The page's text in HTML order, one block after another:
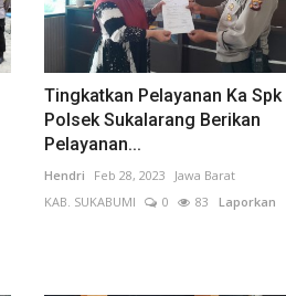
Tingkatkan Pelayanan Ka Spk
Polsek Sukalarang Berikan
Pelayanan...
Hendri Feb 28, 2023
Jawa Barat
KAB. SUKABUMI
0 83 Laporkan